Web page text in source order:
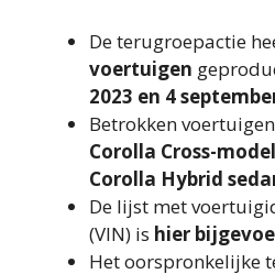
De terugroepactie
voertuigen
2023 en 4
Betrokken
Corolla Cross-
Corolla Hybrid
De lijst met
(VIN) is hier
Het oorspronkelijke